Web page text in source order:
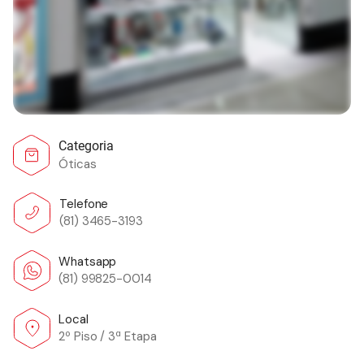
Categoria
Óticas
Telefone
(81) 3465-3193
Whatsapp
(81) 99825-0014
Local
2º Piso / 3ª Etapa